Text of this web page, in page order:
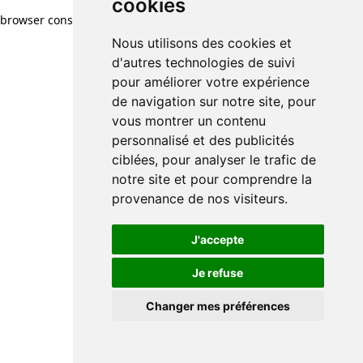
cookies
Nous utilisons des cookies et
d'autres technologies de suivi
pour améliorer votre expérience
de navigation sur notre site, pour
vous montrer un contenu
personnalisé et des publicités
ciblées, pour analyser le trafic de
notre site et pour comprendre la
provenance de nos visiteurs.
J'accepte
Je refuse
Changer mes préférences
browser console for more information)